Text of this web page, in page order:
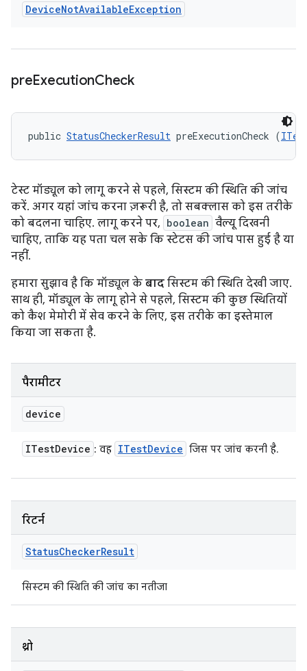
DeviceNotAvailableException
preExecutionCheck
public StatusCheckerResult preExecutionCheck (
टेस्ट मॉड्यूल को लागू करने से पहले, सिस्टम की स्थिति की जांच
करें. अगर यहां जांच करना ज़रूरी है, तो सबक्लास को इस तरीके
को बदलना चाहिए. लागू करने पर, boolean वैल्यू दिखनी
चाहिए, ताकि यह पता चल सके कि स्टेटस की जांच पास हुई है या
नहीं.
हमारा सुझाव है कि मॉड्यूल के बाद सिस्टम की स्थिति देखी जाए.
साथ ही, मॉड्यूल के लागू होने से पहले, सिस्टम की कुछ स्थितियों
को कैश मेमोरी में सेव करने के लिए, इस तरीके का इस्तेमाल
किया जा सकता है.
पैरामीटर
device
ITestDevice : वह ITestDevice जिस पर जांच करनी है.
रिटर्न
StatusCheckerResult
सिस्टम की स्थिति की जांच का नतीजा
थ्रो